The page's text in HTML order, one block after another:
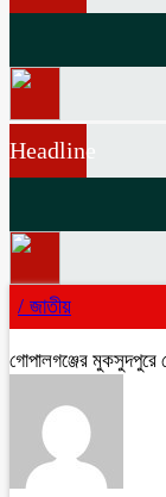
Headline
/ জাতীয়
গোপালগঞ্জের মুকসুদপুরে